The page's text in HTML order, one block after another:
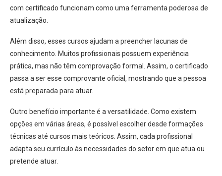
com certificado funcionam como uma ferramenta poderosa de
atualização.
Além disso, esses cursos ajudam a preencher lacunas de
conhecimento. Muitos profissionais possuem experiência
prática, mas não têm comprovação formal. Assim, o certificado
passa a ser esse comprovante oficial, mostrando que a pessoa
está preparada para atuar.
Outro benefício importante é a versatilidade. Como existem
opções em várias áreas, é possível escolher desde formações
técnicas até cursos mais teóricos. Assim, cada profissional
adapta seu currículo às necessidades do setor em que atua ou
pretende atuar.